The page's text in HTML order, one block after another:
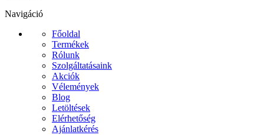
Navigáció
Főoldal
Termékek
Rólunk
Szolgáltatásaink
Akciók
Vélemények
Blog
Letöltések
Elérhetőség
Ajánlatkérés